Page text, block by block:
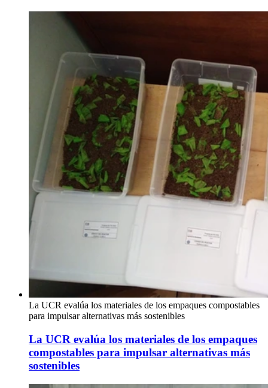
La UCR evalúa los materiales de los empaques compostables
para impulsar alternativas más sostenibles
La UCR evalúa los materiales de los empaques
compostables para impulsar alternativas más
sostenibles